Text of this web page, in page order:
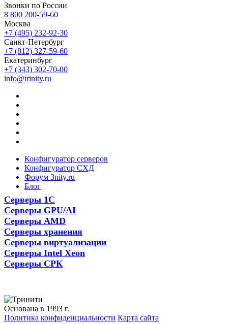
Звонки по России
8 800 200-59-60
Москва
+7 (495) 232-92-30
Санкт-Петербург
+7 (812) 327-59-60
Екатеринбург
+7 (343) 302-70-00
info@trinity.ru
Конфигуратор серверов
Конфигуратор СХД
Форум 3nity.ru
Блог
Серверы 1С
Серверы GPU/AI
Серверы AMD
Серверы хранения
Серверы виртуализации
Серверы Intel Xeon
Серверы СРК
Основана в 1993 г.
Политика конфиденциальности Карта сайта